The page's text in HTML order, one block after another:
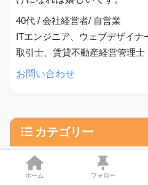
40代 / 会社経営者/ 自営業
ITエンジニア、ウェブデザイ
取引士、賃貸不動産経営管理士
お問い合わせ
カテゴリー
ホーム フォロー